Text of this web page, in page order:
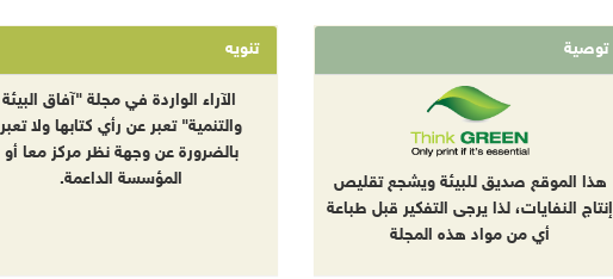
توصية
هذا الموقع صديق للبيئة ويشجع تقليص
إنتاج النفايات، لذا يرجى التفكير قبل طباعة
أي من مواد هذه المجلة
تنويه
الآراء الواردة في مجلة "آفاق البيئة
والتنمية" تعبر عن رأي كتابها ولا تعبر
بالضرورة عن وجهة نظر مركز معا أو
المؤسسة الداعمة.